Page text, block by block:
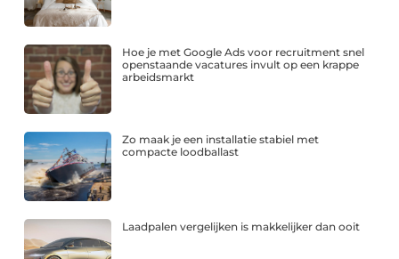
Hoe je met Google Ads voor recruitment snel
openstaande vacatures invult op een krappe
arbeidsmarkt
Zo maak je een installatie stabiel met
compacte loodballast
Laadpalen vergelijken is makkelijker dan ooit